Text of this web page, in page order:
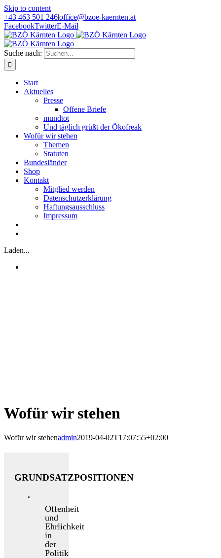
Skip to content
+43 463 501 246|office@bzoe-kaernten.at
FacebookTwitterE-Mail
Suche nach:
Start
Aktuelles
Presse
Offene Briefe
mundtot
Und täglich grüßt der Ökofreak
Wofür wir stehen
Themen
Statuten
Bundesländer
Shop
Kontakt
Mitglied werden
Datenschutzerklärung
Haftungsausschluss
Impressum
Laden...
Wofür wir stehen
Wofür wir stehenadmin2019-04-02T17:07:55+02:00
GRUNDSATZPOSITIONEN
Offenheit
und
Ehrlichkeit
in
der
Politik